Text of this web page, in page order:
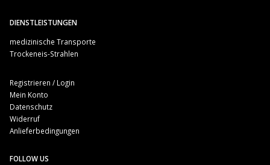
DIENSTLEISTUNGEN
medizinische Transporte
Trockeneis-Strahlen
Registrieren / Login
Mein Konto
Datenschutz
Widerruf
Anlieferbedingungen
FOLLOW US